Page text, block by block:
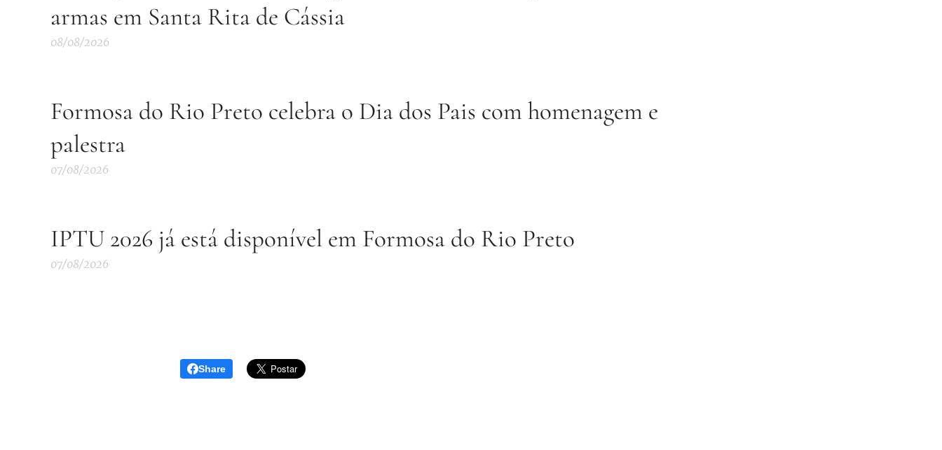
armas em Santa Rita de Cássia
08/08/2026
Formosa do Rio Preto celebra o Dia dos Pais com homenagem e
palestra
07/08/2026
IPTU 2026 já está disponível em Formosa do Rio Preto
07/08/2026
Share